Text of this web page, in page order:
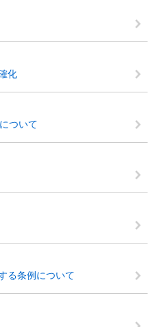
化
ついて
る条例について